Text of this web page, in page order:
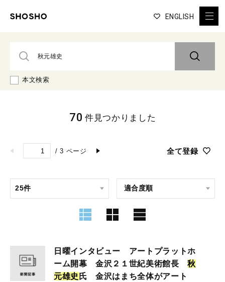
ENGLISH
本文検索
/ 3 ページ 全て登録
70 件見つかりました
日曜インタビュー アートプラットホ
ーム開幕 金沢２１世紀美術館長秋
元雄史 氏 金沢はまち全体がアート